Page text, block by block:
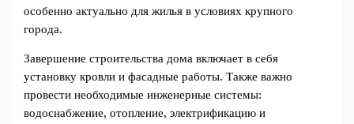
особенно актуально для жилья в условиях крупного
города.
Завершение строительства дома включает в себя
установку кровли и фасадные работы. Также важно
провести необходимые инженерные системы:
водоснабжение, отопление, электрификацию и